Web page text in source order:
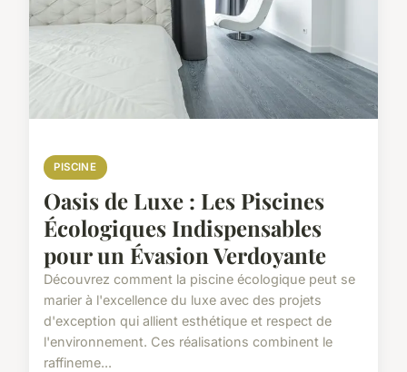
PISCINE
Oasis de Luxe : Les Piscines
Écologiques Indispensables
pour un Évasion Verdoyante
Découvrez comment la piscine écologique peut se
marier à l'excellence du luxe avec des projets
d'exception qui allient esthétique et respect de
l'environnement. Ces réalisations combinent le
raffineme...